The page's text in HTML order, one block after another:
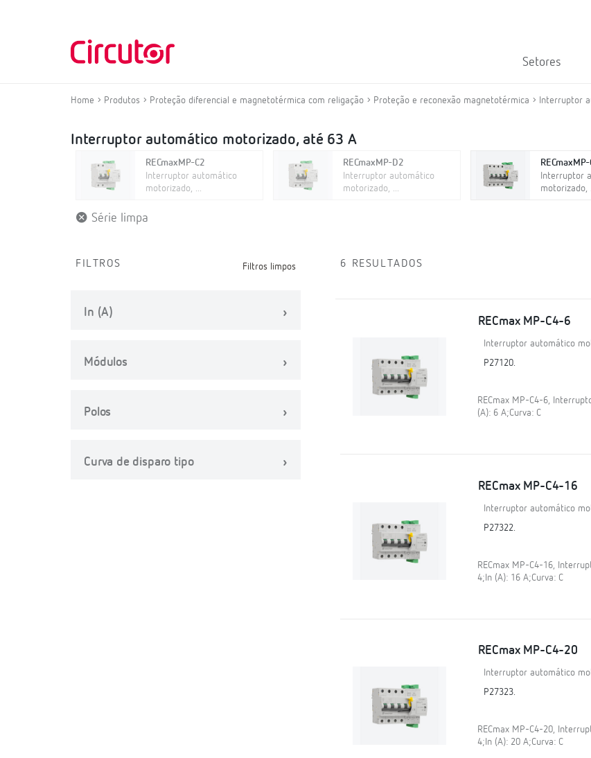
Setores
Home Produtos Proteção diferencial e magnetotérmica com religação Proteção e reconexão magnetotérmica Interruptor
Interruptor automático motorizado, até 63 A
RECmaxMP-C2
Interruptor automático
motorizado, ...
RECmaxMP-D2
Interruptor automático
motorizado, ...
RECmaxMP-
Interruptor
motorizado,
Série limpa
FILTROS Filtros limpos
In (A)
Módulos
Polos
Curva de disparo tipo
6 RESULTADOS
RECmax MP-C4-6
Interruptor automático
P27120.
RECmax MP-C4-6,
(A): 6 A;Curva: C
RECmax MP-C4-16
Interruptor automático
P27322.
RECmax MP-C4-16,
4;In (A): 16 A;Curva: C
RECmax MP-C4-20
Interruptor automático
P27323.
RECmax MP-C4-20,
4;In (A): 20 A;Curva: C